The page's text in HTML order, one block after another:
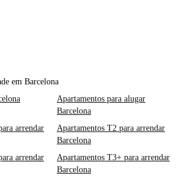
em Barcelona
Apartamentos para alugar
Barcelona
arrendar
Apartamentos T2 para arrendar
Barcelona
arrendar
Apartamentos T3+ para arrendar
Barcelona